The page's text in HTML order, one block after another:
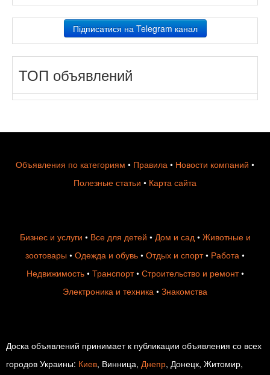
Підписатися на Telegram канал
ТОП объявлений
Объявления по категориям • Правила • Новости компаний •
Полезные статьи • Карта сайта
Бизнес и услуги • Все для детей • Дом и сад• Животные и
зоотовары • Одежда и обувь • Отдых и спорт• Работа •
Недвижимость• Транспорт• Строительство и ремонт•
Электроника и техника • Знакомства
Доска объявлений принимает к публикации объявления со всех
городов Украины: Киев, Винница, Днепр, Донецк, Житомир,